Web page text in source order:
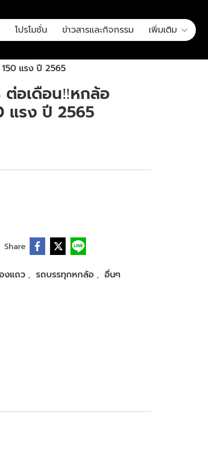
โปรโมชั่น ข่าวสารและกิจกรรม เพิ่มเติม
แรง ปี 2565
ต่อเดือน‼️หกล้อ
แรง ปี 2565
Share
งแถว , รถบรรทุกหกล้อ , อื่นๆ